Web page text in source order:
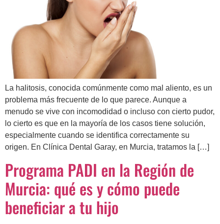
La halitosis, conocida comúnmente como mal aliento, es un
problema más frecuente de lo que parece. Aunque a
menudo se vive con incomodidad o incluso con cierto pudor,
lo cierto es que en la mayoría de los casos tiene solución,
especialmente cuando se identifica correctamente su
origen. En Clínica Dental Garay, en Murcia, tratamos la […]
Programa PADI en la Región de
Murcia: qué es y cómo puede
beneficiar a tu hijo